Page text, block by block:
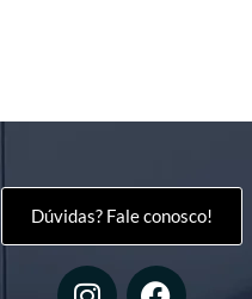
Dúvidas? Fale conosco!